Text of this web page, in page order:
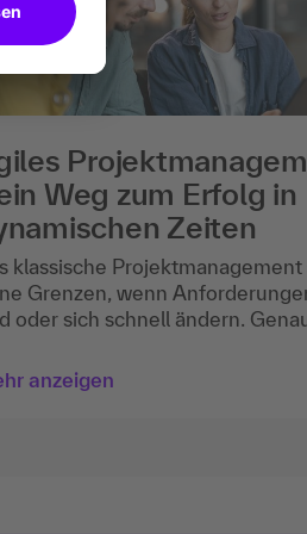
Weg zum Erfolg in
Zeiten
klassische
Grenzen, wenn
oder sich schnell ändern.
anpassungsfähig und
auf neue Gegebenheiten zu
anzeigen